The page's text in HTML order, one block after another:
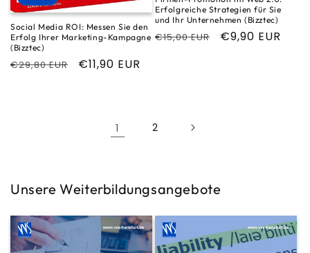
Social Media ROI: Messen Sie den
Erfolg Ihrer Marketing-Kampagne
(Bizztec)
Normaler
€29,80 EUR Verkaufspreis
€11,90 EUR
Erfolgreiche Strategien für Sie
und Ihr Unternehmen (Bizztec)
Normaler
€15,00 EUR Verkaufspreis
€9,90 EUR
1 2
Unsere Weiterbildungsangebote